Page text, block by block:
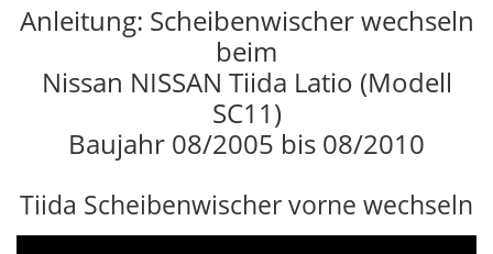
Anleitung: Scheibenwischer wechseln
beim
Nissan NISSAN Tiida Latio (Modell
SC11)
Baujahr 08/2005 bis 08/2010
Tiida Scheibenwischer vorne wechseln